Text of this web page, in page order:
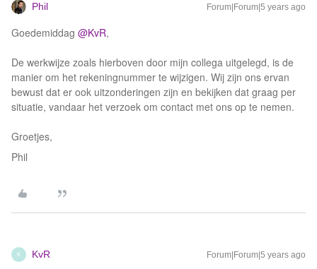
Phil Forum|Forum|5 years ago
Goedemiddag @KvR,
De werkwijze zoals hierboven door mijn collega uitgelegd, is de
manier om het rekeningnummer te wijzigen. Wij zijn ons ervan
bewust dat er ook uitzonderingen zijn en bekijken dat graag per
situatie, vandaar het verzoek om contact met ons op te nemen.
Groetjes,
Phil
K KvR Forum|Forum|5 years ago